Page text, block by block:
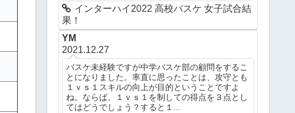
インターハイ2022 高校バスケ 女子試合結
果！
YM
2021.12.27
バスケ未経験ですが中学バスケ部の顧問をするこ
とになりました。率直に思ったことは、攻守とも
１ｖｓ１スキルの向上が目的ということですよ
ね。ならば、１ｖｓ１を制しての得点を３点とし
てはどうでしょう？すると１...